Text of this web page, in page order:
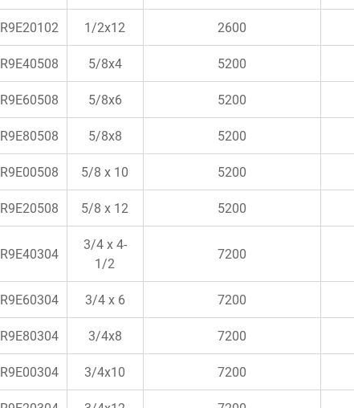
R9E20102 1/2x12 2600
R9E40508 5/8x4 5200
R9E60508 5/8x6 5200
R9E80508 5/8x8 5200
R9E00508 5/8 x 10 5200
R9E20508 5/8 x 12 5200
R9E40304
3/4 x 4-
1/2
7200
R9E60304 3/4 x 6 7200
R9E80304 3/4x8 7200
R9E00304 3/4x10 7200